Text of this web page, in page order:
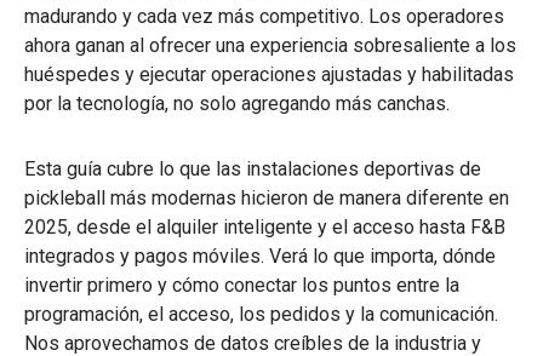
madurando y cada vez más competitivo. Los operadores
ahora ganan al ofrecer una experiencia sobresaliente a los
huéspedes y ejecutar operaciones ajustadas y habilitadas
por la tecnología, no solo agregando más canchas.
Esta guía cubre lo que las instalaciones deportivas de
pickleball más modernas hicieron de manera diferente en
2025, desde el alquiler inteligente y el acceso hasta F&B
integrados y pagos móviles. Verá lo que importa, dónde
invertir primero y cómo conectar los puntos entre la
programación, el acceso, los pedidos y la comunicación.
Nos aprovechamos de datos creíbles de la industria y